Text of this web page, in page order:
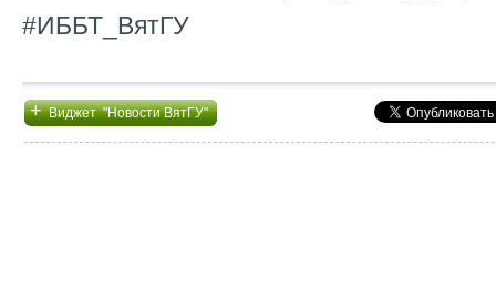
#ИББТ_ВятГУ
+Виджет "Новости ВятГУ"